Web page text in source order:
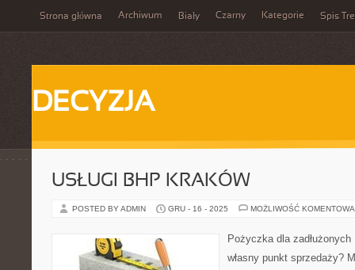
Strona główna Archiwum Biały Czarny Kategorie Spis
DECYZJA
USŁUGI BHP KRAKÓW
POSTED BY ADMIN GRU - 16 - 2025 MOŻLIWOŚĆ
Pożyczka dla
własny punkt sprzedaży?